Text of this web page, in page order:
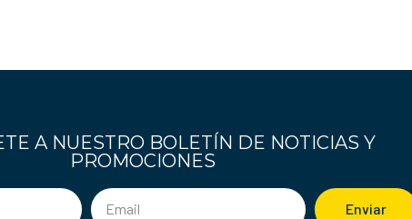
A NUESTRO BOLETÍN DE NOTICIAS Y
PROMOCIONES
Enviar